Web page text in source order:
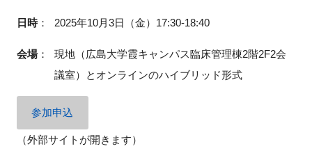
日時： 2025年10月3日（金）17:30-18:40
会場：
現地（広島大学霞キャンパス臨床管理棟2階2F2会
議室）とオンラインのハイブリッド形式
参加申込
（外部サイトが開きます）